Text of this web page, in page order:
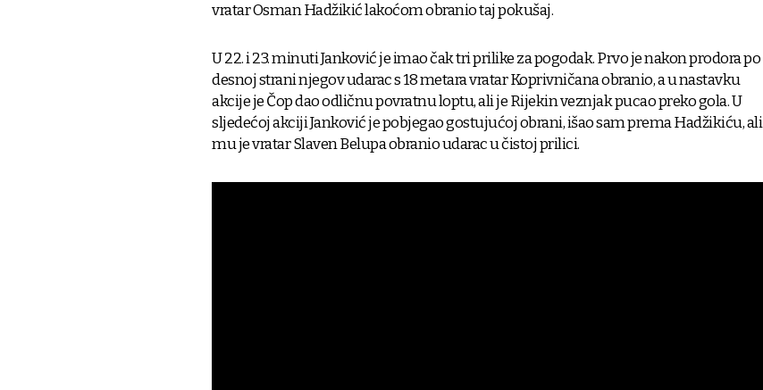
vratar Osman Hadžikić lakoćom obranio taj pokušaj.
U 22. i 23. minuti Janković je imao čak tri prilike za pogodak. Prvo je nakon prodora po
desnoj strani njegov udarac s 18 metara vratar Koprivničana obranio, a u nastavku
akcije je Čop dao odličnu povratnu loptu, ali je Rijekin veznjak pucao preko gola. U
sljedećoj akciji Janković je pobjegao gostujućoj obrani, išao sam prema Hadžikiću, ali
mu je vratar Slaven Belupa obranio udarac u čistoj prilici.